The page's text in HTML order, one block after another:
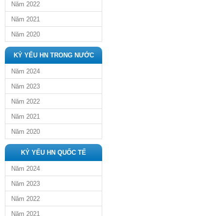
Năm 2022
Năm 2021
Năm 2020
KỶ YẾU HN TRONG NƯỚC
Năm 2024
Năm 2023
Năm 2022
Năm 2021
Năm 2020
KỶ YẾU HN QUỐC TẾ
Năm 2024
Năm 2023
Năm 2022
Năm 2021